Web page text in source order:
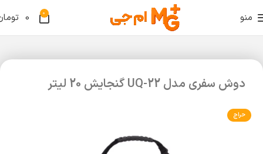
منو 0
0
دوش سفری مدل UQ-22 گنجایش 20 لیتر
حراج